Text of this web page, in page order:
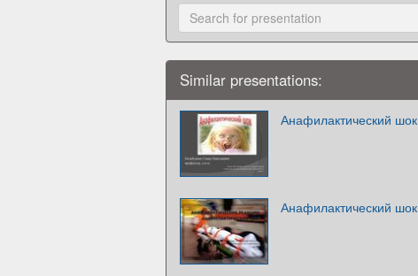
Similar presentations:
Анафилактический шок
Анафилактический шок